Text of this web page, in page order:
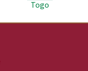
Togo